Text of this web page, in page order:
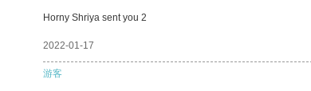
Horny Shriya sent you 2
2022-01-17
游客